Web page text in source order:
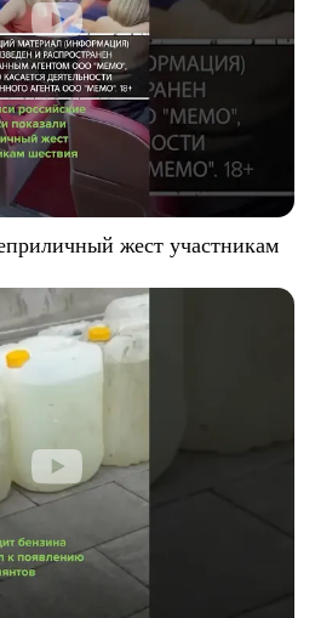
жест участникам